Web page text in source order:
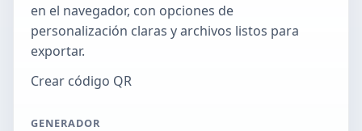
en el navegador, con opciones de
personalización claras y archivos listos para
exportar.
Crear código QR
GENERADOR